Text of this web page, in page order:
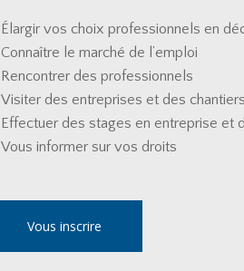
Élargir vos choix professionnels en
Connaître le marché de l’emploi
Rencontrer des professionnels
Visiter des entreprises et des chantiers
Effectuer des stages en entreprise et
Vous informer sur vos droits
Vous inscrire